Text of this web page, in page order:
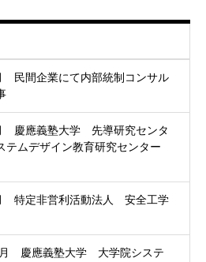
民間企業にて内部統制コンサル
慶應義塾大学 先導研究センタ
ムデザイン教育研究センター
特定非営利活動法人 安全工学
慶應義塾大学 大学院システ